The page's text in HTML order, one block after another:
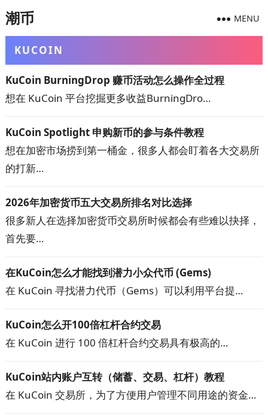
潮币 MENU
KUCOIN
KuCoin BurningDrop 赚币活动怎么操作全过程
想在 KuCoin 平台挖掘更多收益BurningDro…
KuCoin Spotlight 申购新币的参与条件教程
想在加密市场捞到第一桶金，很多人都会盯着各大交易所
的打新…
2026年加密货币五大交易所排名对比选择
很多新人在选择加密货币交易所时候都会有些难以抉择，
首先要…
在KuCoin怎么才能找到潜力小众代币 (Gems)
在 KuCoin 寻找潜力代币（Gems）可以利用平台提…
KuCoin怎么开100倍杠杆合约交易
在 KuCoin 进行 100 倍杠杆合约交易具有极高的…
KuCoin站内账户互转（储蓄、交易、杠杆）教程
在 KuCoin 交易所，为了方便用户管理不同用途的资金…